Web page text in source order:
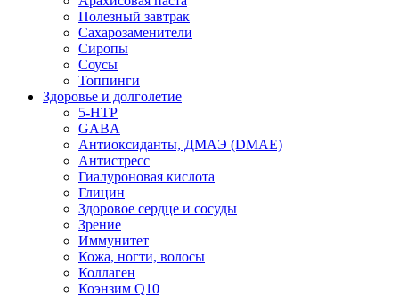
Полезный завтрак
Сахарозаменители
Сиропы
Соусы
Топпинги
Здоровье и долголетие
5-HTP
GABA
Антиоксиданты, ДМАЭ (DMAE)
Антистресс
Гиалуроновая кислота
Глицин
Здоровое сердце и сосуды
Зрение
Иммунитет
Кожа, ногти, волосы
Коллаген
Коэнзим Q10